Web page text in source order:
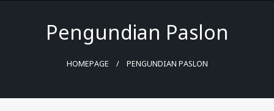
Pengundian Paslon
HOMEPAGE PENGUNDIAN PASLON